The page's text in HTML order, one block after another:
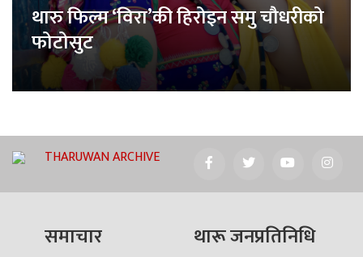
थारु फिल्म ‘विरा’की हिरोइन समु चौधरीको
फोटोसुट
THARUWAN ARCHIVE
समाचार थारू जनप्रतिनिधि